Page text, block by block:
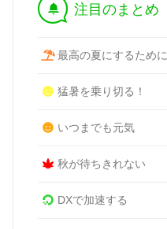
† 注目のまとめ
最高の夏にするために
猛暑を乗り切る！
いつまでも元気
秋が待ちきれない
DXで加速する